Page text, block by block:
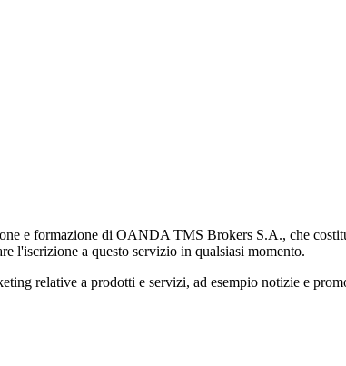
e formazione di OANDA TMS Brokers S.A., che
l'iscrizione a questo servizio in qualsiasi momento.
relative a prodotti e servizi, ad esempio notizie e